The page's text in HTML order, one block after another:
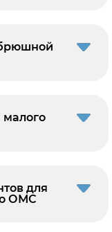
малого
для
ОМС